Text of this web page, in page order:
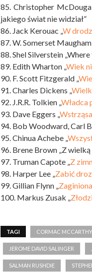
85. Christopher
jakiego świat nie widział”
86. Jack Kerouac „W
87. W. Somerset
88. Shel Silverstein
89. Edith Wharton „Wiek
90. F. Scott Fitzgerald „
91. Charles Dickens „
92. J.R.R. Tolkien „Władca
93. Dave Eggers „
94. Bob Woodward, Carl
95. Chinua Achebe „
96. Brene Brown „Z
97. Truman Capote „Z
98. Harper Lee „Zabić
99. Gillian Flynn „
100. Markus Zusak „
TAGI CORMAC MCCARTHY
JEROME DAVID SALINGER
SALMAN RUSHDIE